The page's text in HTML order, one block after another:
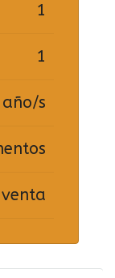
1
1
s
venta